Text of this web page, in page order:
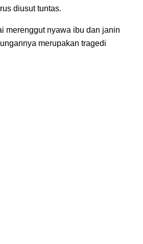
diusut tuntas.
merenggut nyawa ibu dan janin
merupakan tragedi